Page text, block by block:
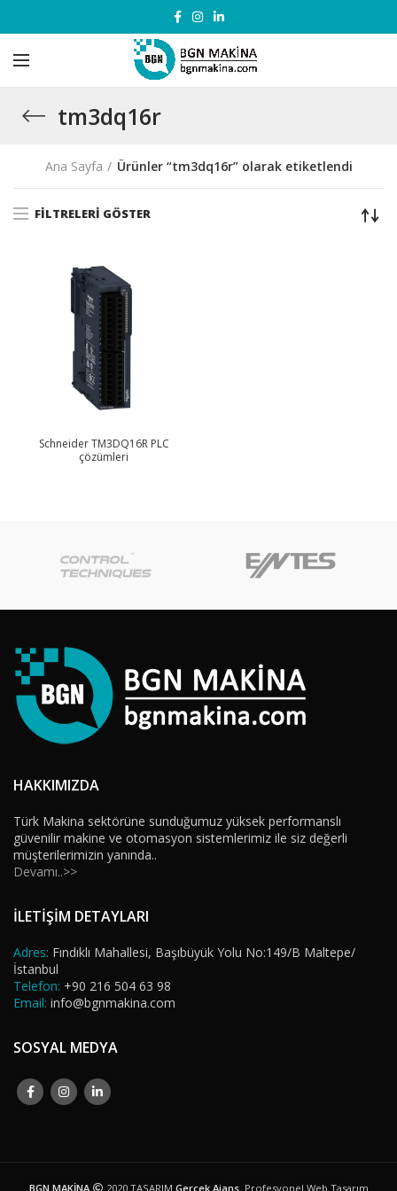
tm3dq16r
Ana Sayfa Ürünler “tm3dq16r” olarak etiketlendi
FILTRELERI GÖSTER
Schneider TM3DQ16R PLC
çözümleri
HAKKIMIZDA
Türk Makina sektörüne sunduğumuz yüksek performanslı
güvenilir makine ve otomasyon sistemlerimiz ile siz değerli
müşterilerimizin yanında..
Devamı..>>
İLETİŞİM DETAYLARI
Adres: Fındıklı Mahallesi, Başıbüyük Yolu No:149/B Maltepe/
İstanbul
Telefon: +90 216 504 63 98
Email: info@bgnmakina.com
SOSYAL MEDYA
BGN MAKİNA 2020 TASARIM Gerçek Ajans. Profesyonel Web Tasarım